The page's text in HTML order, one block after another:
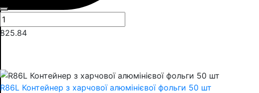
825.84
R86L Контейнер з харчової алюмінієвої фольги 50 шт